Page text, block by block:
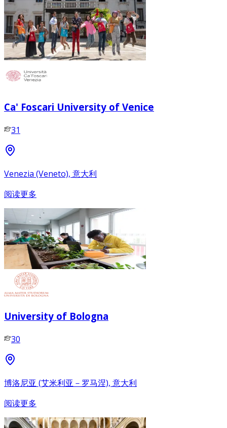
Ca' Foscari University of Venice
31
Venezia (Veneto), 意大利
阅读更多
University of Bologna
30
博洛尼亚 (艾米利亚－罗马涅), 意大利
阅读更多